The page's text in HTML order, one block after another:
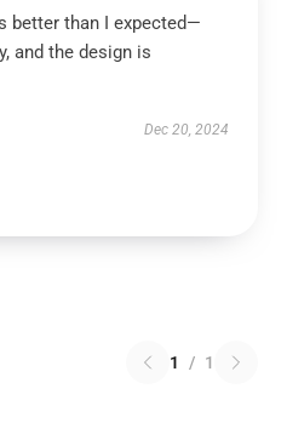
better than I expected—
and the design is
Dec 20, 2024
1 / 1